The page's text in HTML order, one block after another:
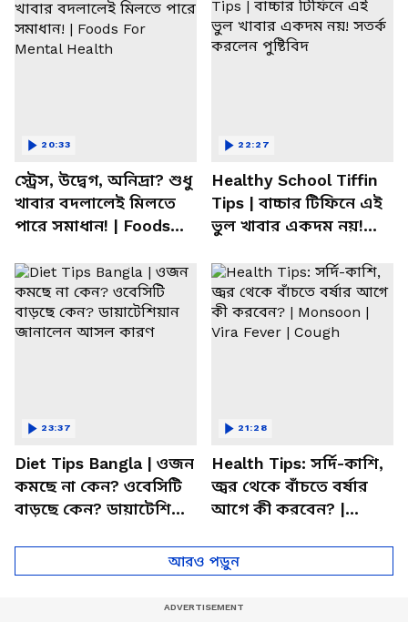
স্ট্রেস, উদ্বেগ, অনিদ্রা? শুধু
খাবার বদলালেই মিলতে
পারে সমাধান! | Foods
20:33
Healthy School Tiffin
Tips | বাচ্চার টিফিনে এই
ভুল খাবার একদম নয়!
22:27
Diet Tips Bangla | ওজন
কমছে না কেন? ওবেসিটি
বাড়ছে কেন? ডায়াটেশিয়ান
23:37
Health Tips: সর্দি-কাশি,
জ্বর থেকে বাঁচতে বর্ষার
আগে কী করবেন? |
Cough
21:28
আরও পড়ুন